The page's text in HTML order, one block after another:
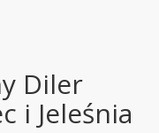
Diler
i Jeleśnia